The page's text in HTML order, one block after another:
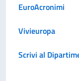
EuroAcronimi
Vivieuropa
Scrivi al